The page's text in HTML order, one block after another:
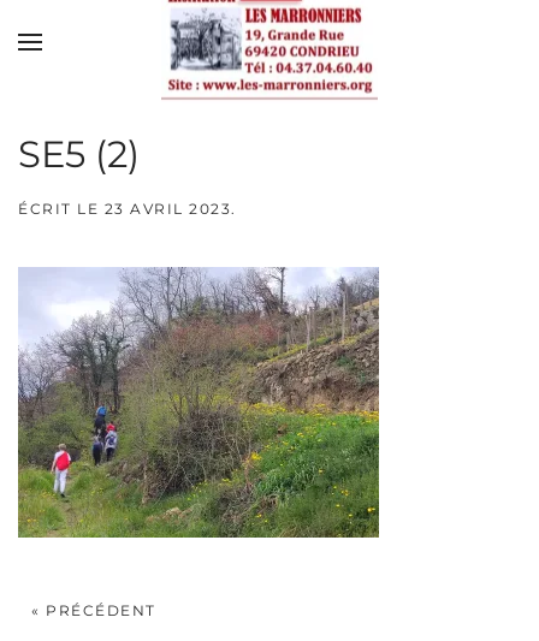
Skip to main content
SE5 (2)
ÉCRIT LE 23 AVRIL 2023.
« PRÉCÉDENT